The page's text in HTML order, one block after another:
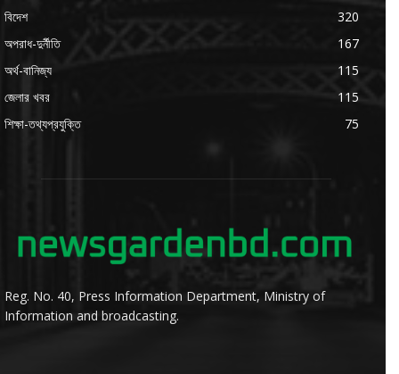
বিদেশ
320
অপরাধ-দুর্নীতি
167
অর্থ-বানিজ্য
115
জেলার খবর
115
শিক্ষা-তথ্যপ্রযুক্তি
75
Reg. No. 40, Press Information Department, Ministry of
Information and broadcasting.